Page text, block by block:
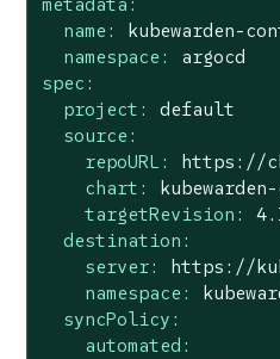
name:
kubewarden-
namespace:
argocd
spec:
project:
default
source:
repoURL:
https://
chart:
targetRevision:
destination:
server:
https://
namespace:
syncPolicy:
automated: